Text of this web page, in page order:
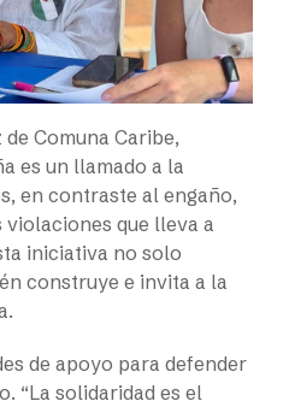
Comuna Caribe,
es un llamado a la
en contraste al engaño,
que lleva a
iniciativa no solo
construye e invita a la
de apoyo para defender
“La solidaridad es el